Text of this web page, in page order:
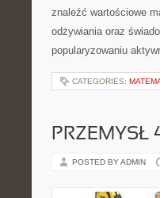
znaleźć wartościowe
odżywiania oraz
popularyzowaniu
CATEGORIES:
PRZEMYSŁ
POSTED BY ADMIN